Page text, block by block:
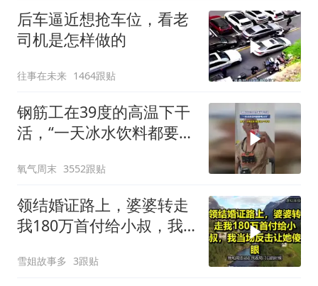
后车逼近想抢车位，看老
司机是怎样做的
往事在未来 1464跟贴
钢筋工在39度的高温下干
活，“一天冰水饮料都要喝
根本没力气干活
氧气周末 3552跟贴
领结婚证路上，婆婆转走
我180万首付给小叔，我
雪姐故事多 3跟贴